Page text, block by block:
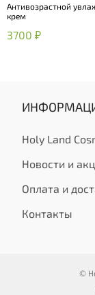
Medium (SPF 50)
Антивозрастной
крем
3700 ₽
Holy Land
Новости и
Оплата и
Контакты
©